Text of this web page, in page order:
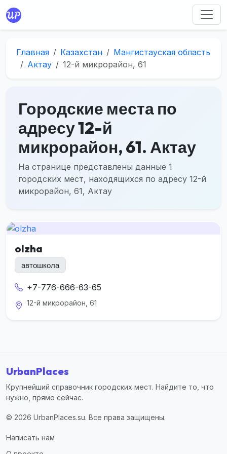
Главная Казахстан
Мангистауская область
Актау
12-й микрорайон, 61
Городские места по
адресу 12-й
микрорайон, 61. Актау
На странице представлены данные 1
городских мест, находящихся по адресу 12-й
микрорайон, 61, Актау
olzha
автошкола
+7-776-666-63-65
12-й микрорайон, 61
UrbanPlaces
Крупнейший справочник городских мест. Найдите то, что
нужно, прямо сейчас.
© 2026 UrbanPlaces.su. Все права защищены.
Написать нам